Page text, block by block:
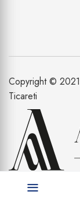
Copyright ©
Ticareti